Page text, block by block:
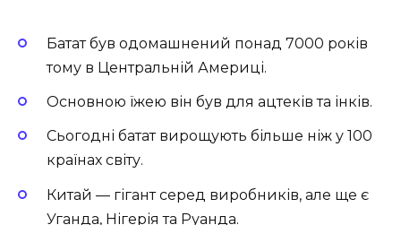
Батат був одомашнений понад 7000 років
тому в Центральній Америці.
Основною їжею він був для ацтеків та інків.
Сьогодні батат вирощують більше ніж у 100
країнах світу.
Китай — гігант серед виробників, але ще є
Уганда, Нігерія та Руанда.